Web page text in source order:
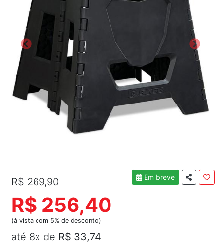
Em breve
R$ 269,90
R$ 256,40
(à vista com 5% de desconto)
até 8x de R$ 33,74